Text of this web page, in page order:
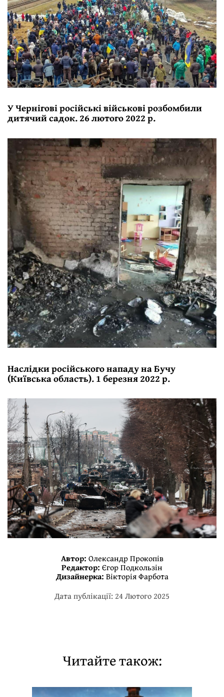
У Чернігові російські військові розбомбили
дитячий садок. 26 лютого 2022 р.
Наслідки російського нападу на Бучу
(Київська область). 1 березня 2022 р.
Автор: Олександр Прокопів
Редактор: Єгор Подкользін
Дизайнерка: Вікторія Фарбота
Дата публікації: 24 Лютого 2025
Читайте також: